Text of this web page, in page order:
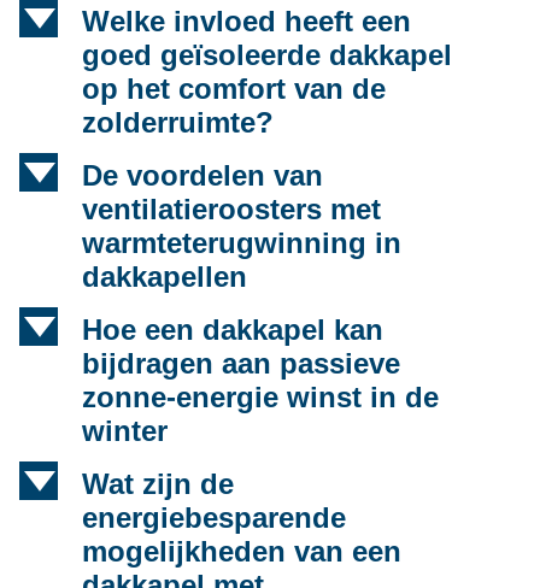
d
Welke invloed heeft een
goed geïsoleerde dakkapel
op het comfort van de
zolderruimte?
d
De voordelen van
ventilatieroosters met
warmteterugwinning in
dakkapellen
d
Hoe een dakkapel kan
bijdragen aan passieve
zonne-energie winst in de
winter
d
Wat zijn de
energiebesparende
mogelijkheden van een